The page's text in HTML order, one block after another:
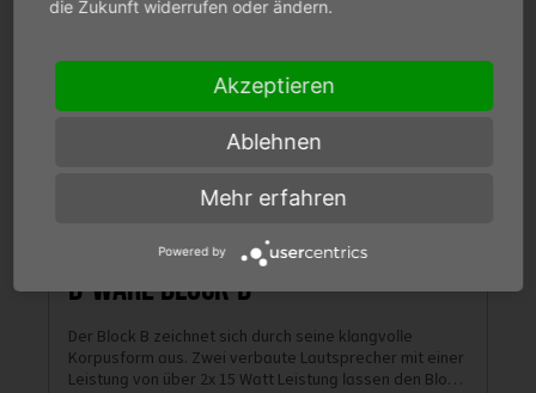
B-Ware BLOCK-B
Der Block B zeichnet sich durch seine klangvolle
Korpusform aus. Zwei verbaute Lautsprecher mit einer
Leistung von über 2x 15 Watt Leistung lassen den Block
die Zukunft widerrufen oder ändern.
Akzeptieren
Ablehnen
Mehr erfahren
Powered by